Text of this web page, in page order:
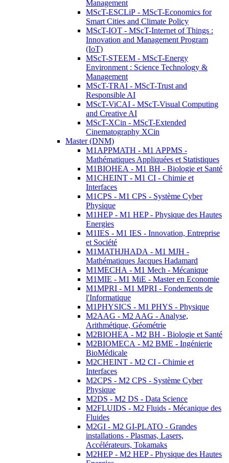
Management
MScT-ESCLiP - MScT-Economics for
Smart Cities and Climate Policy
MScT-IOT - MScT-Internet of Things :
Innovation and Management Program
(IoT)
MScT-STEEM - MScT-Energy
Environment : Science Technology &
Management
MScT-TRAI - MScT-Trust and
Responsible AI
MScT-ViCAI - MScT-Visual Computing
and Creative AI
MScT-XCin - MScT-Extended
Cinematography XCin
Master (DNM)
M1APPMATH - M1 APPMS -
Mathématiques Appliquées et Statistiques
M1BIOHEA - M1 BH - Biologie et Santé
M1CHEINT - M1 CI - Chimie et
Interfaces
M1CPS - M1 CPS - Système Cyber
Physique
M1HEP - M1 HEP - Physique des Hautes
Energies
M1IES - M1 IES - Innovation, Entreprise
et Société
M1MATHJHADA - M1 MJH -
Mathématiques Jacques Hadamard
M1MECHA - M1 Mech - Mécanique
M1MIE - M1 MiE - Master en Economie
M1MPRI - M1 MPRI - Fondements de
l'Informatique
M1PHYSICS - M1 PHYS - Physique
M2AAG - M2 AAG - Analyse,
Arithmétique, Géométrie
M2BIOHEA - M2 BH - Biologie et Santé
M2BIOMECA - M2 BME - Ingénierie
BioMédicale
M2CHEINT - M2 CI - Chimie et
Interfaces
M2CPS - M2 CPS - Système Cyber
Physique
M2DS - M2 DS - Data Science
M2FLUIDS - M2 Fluids - Mécanique des
Fluides
M2GI - M2 GI-PLATO - Grandes
installations - Plasmas, Lasers,
Accélérateurs, Tokamaks
M2HEP - M2 HEP - Physique des Hautes